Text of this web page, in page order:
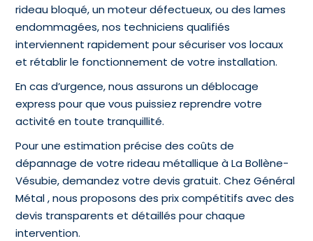
rideau bloqué, un moteur défectueux, ou des lames
endommagées, nos techniciens qualifiés
interviennent rapidement pour sécuriser vos locaux
et rétablir le fonctionnement de votre installation.
En cas d’urgence, nous assurons un déblocage
express pour que vous puissiez reprendre votre
activité en toute tranquillité.
Pour une estimation précise des coûts de
dépannage de votre rideau métallique à La Bollène-
Vésubie, demandez votre devis gratuit. Chez Général
Métal , nous proposons des prix compétitifs avec des
devis transparents et détaillés pour chaque
intervention.